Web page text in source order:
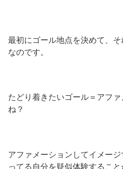
最初にゴール地点を決めて、
なのです。
たどり着きたいゴール＝アフ
ね？
アファメーションしてイメー
ってる自分を疑似体験すること